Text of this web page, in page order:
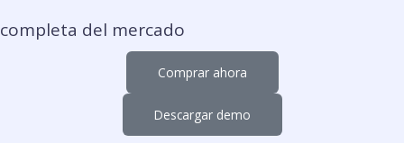
completa del mercado
Comprar ahora
Descargar demo